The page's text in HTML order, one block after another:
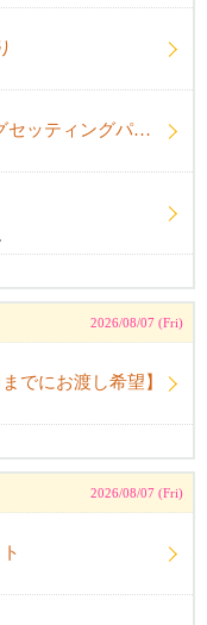
NARS ライトリフレクティングセッティングパウダー プレストN
2026/08/07 (Fri)
でにお渡し希望】
2026/08/07 (Fri)